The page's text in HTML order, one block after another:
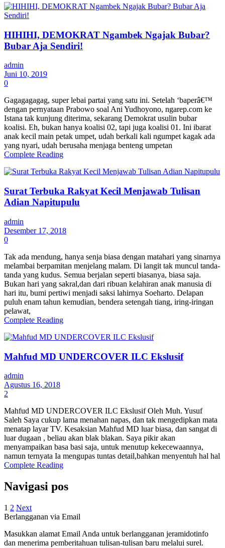
HIHIHI, DEMOKRAT Ngambek Ngajak Bubar?
Bubar Aja Sendiri!
admin
Juni 10, 2019
0
Gagagagagag, super lebai partai yang satu ini. Setelah ‘baperâ€™
dengan pernyataan Prabowo soal Ani Yudhoyono, ngarep.com ke
Istana tak kunjung diterima, sekarang Demokrat usulin bubar
koalisi. Eh, bukan hanya koalisi 02, tapi juga koalisi 01. Ini ibarat
anak kecil main petak umpet, udah berkali kali ngumpet kagak ada
yang nyari, udah berusaha menjaga benteng umpetan
Complete Reading
Surat Terbuka Rakyat Kecil Menjawab Tulisan
Adian Napitupulu
admin
Desember 17, 2018
0
Tak ada mendung, hanya senja biasa dengan matahari yang sinarnya
melambai berpamitan menjelang malam. Di langit tak muncul tanda-
tanda yang kudus. Semua berjalan seperti biasanya, biasa saja.
Bukan hari yang sakral,dan dari ribuan kelahiran anak manusia di
hari itu, bumi pertiwi menjadi saksi lahirnya Soeharto. Delapan
puluh enam tahun kemudian, bendera setengah tiang, iring-iringan
pelawat,
Complete Reading
Mahfud MD UNDERCOVER ILC Ekslusif
admin
Agustus 16, 2018
2
Mahfud MD UNDERCOVER ILC Ekslusif Oleh Muh. Yusuf
Saleh Saya cukup lama menahan napas, dan tak mengedipkan mata
menatap layar TV. Kesaksian Mahfud MD luar biasa, dan sangat di
luar dugaan , beliau akan blak blakan. Saya pikir akan
menyampaikan basa basi saja, untuk menutup kekecewaannya,
namun ternyata Ia mengupas tuntas detail,bahkan menyentuh hal hal
Complete Reading
Navigasi pos
1 2 Next
Berlangganan via Email
Masukkan alamat Email Anda untuk berlangganan jeramidotinfo
dan menerima pemberitahuan tulisan-tulisan baru melalui surel.